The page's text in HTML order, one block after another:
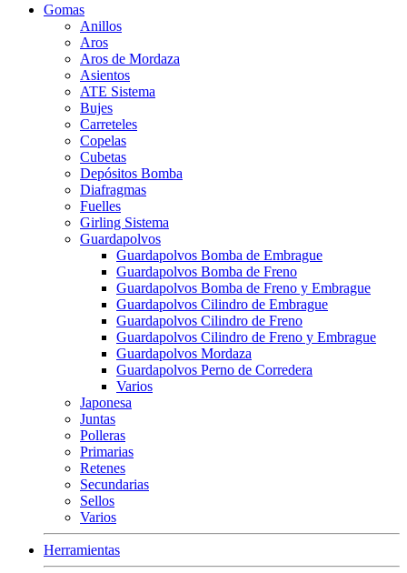
Gomas
Anillos
Aros
Aros de Mordaza
Asientos
ATE Sistema
Bujes
Carreteles
Copelas
Cubetas
Depósitos Bomba
Diafragmas
Fuelles
Girling Sistema
Guardapolvos
Guardapolvos Bomba de Embrague
Guardapolvos Bomba de Freno
Guardapolvos Bomba de Freno y Embrague
Guardapolvos Cilindro de Embrague
Guardapolvos Cilindro de Freno
Guardapolvos Cilindro de Freno y Embrague
Guardapolvos Mordaza
Guardapolvos Perno de Corredera
Varios
Japonesa
Juntas
Polleras
Primarias
Retenes
Secundarias
Sellos
Varios
Herramientas